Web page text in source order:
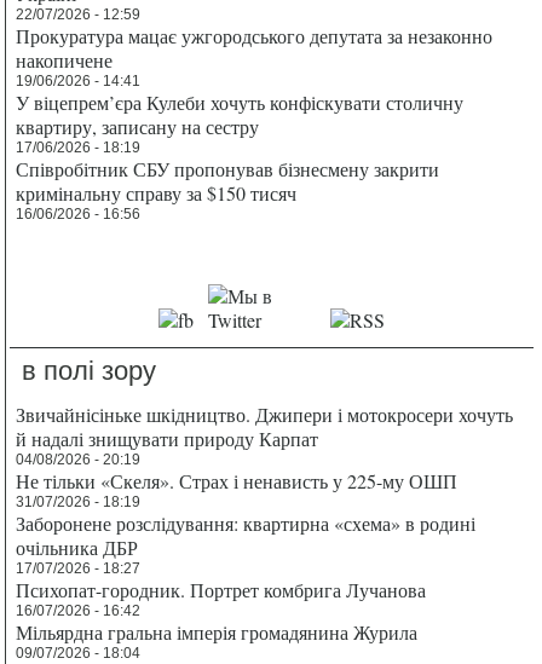
22/07/2026 - 12:59
Прокуратура мацає ужгородського депутата за незаконно
накопичене
19/06/2026 - 14:41
У віцепрем’єра Кулеби хочуть конфіскувати столичну
квартиру, записану на сестру
17/06/2026 - 18:19
Співробітник СБУ пропонував бізнесмену закрити
кримінальну справу за $150 тисяч
16/06/2026 - 16:56
в полі зору
Звичайнісіньке шкідництво. Джипери і мотокросери хочуть
й надалі знищувати природу Карпат
04/08/2026 - 20:19
Не тільки «Скеля». Страх і ненависть у 225-му ОШП
31/07/2026 - 18:19
Заборонене розслідування: квартирна «схема» в родині
очільника ДБР
17/07/2026 - 18:27
Психопат-городник. Портрет комбрига Лучанова
16/07/2026 - 16:42
Мільярдна гральна імперія громадянина Журила
09/07/2026 - 18:04